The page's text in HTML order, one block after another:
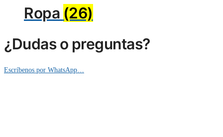
Ropa (26)
¿Dudas o preguntas?
Escríbenos por WhatsApp…